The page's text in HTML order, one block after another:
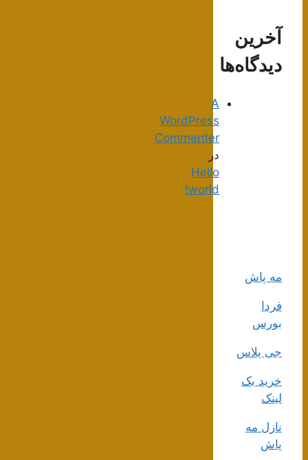
آخرین
دیدگاه‌ها
A
WordPress
Commenter
در
Hello
world!
مه پاش
فردا
بورس
جی پلاس
خرید بک
لینک
نازل مه
پاش